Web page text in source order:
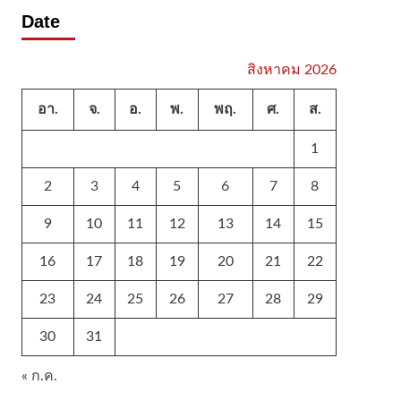
Date
สิงหาคม 2026
อา. จ. อ. พ. พฤ. ศ. ส.
1
2 3 4 5 6 7 8
9 10 11 12 13 14 15
16 17 18 19 20 21 22
23 24 25 26 27 28 29
30 31
« ก.ค.